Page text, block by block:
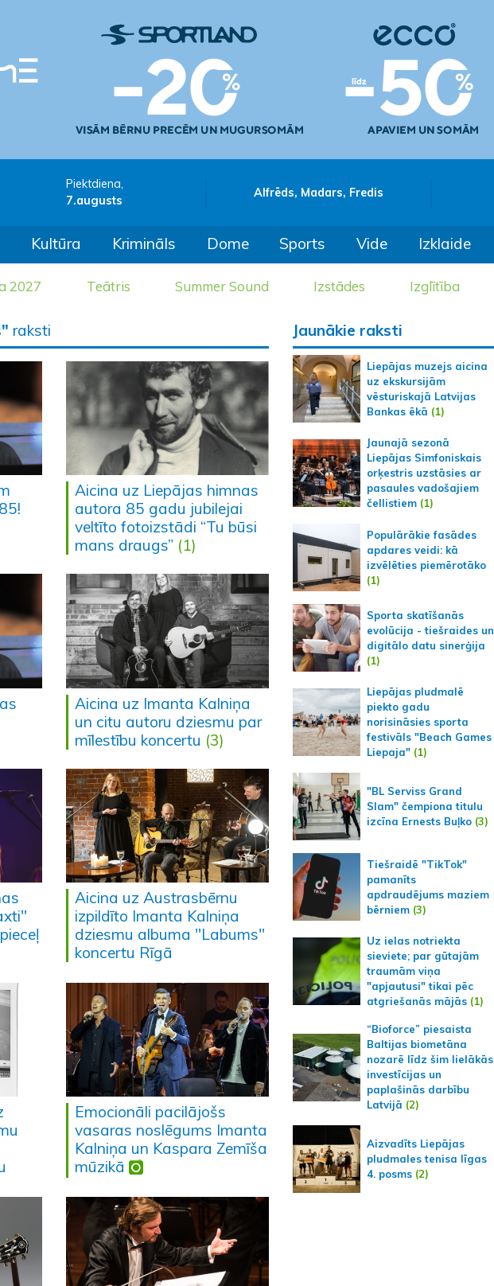
Piektdiena,
7.augusts
Alfrēds, Madars, Fredis
Kultūra Krimināls Dome Sports Vide Izklaide
2027 Teātris Summer Sound Izstādes Izglītība
raksti
Aicina uz Liepājas himnas
autora 85 gadu jubilejai
veltīto fotoizstādi “Tu būsi
mans draugs” (1)
Aicina uz Imanta Kalniņa
un citu autoru dziesmu par
mīlestību koncertu (3)
Aicina uz Austrasbērnu
izpildīto Imanta Kalniņa
dziesmu albuma "Labums"
koncertu Rīgā
Emocionāli pacilājošs
vasaras noslēgums Imanta
Kalniņa un Kaspara Zemīša
mūzikā
Jaunākie raksti
Liepājas muzejs aicina
uz ekskursijām
vēsturiskajā Latvijas
Bankas ēkā (1)
Jaunajā sezonā
Liepājas Simfoniskais
orķestris uzstāsies ar
pasaules vadošajiem
čellistiem (1)
Populārākie fasādes
apdares veidi: kā
izvēlēties piemērotāko
(1)
Sporta skatīšanās
evolūcija - tiešraides un
digitālo datu sinerģija
(1)
Liepājas pludmalē
piekto gadu
norisināsies sporta
festivāls "Beach Games
Liepaja" (1)
"BL Serviss Grand
Slam" čempiona titulu
izcīna Ernests Buļko (3)
Tiešraidē "TikTok"
pamanīts
apdraudējums maziem
bērniem (3)
Uz ielas notriekta
sieviete; par gūtajām
traumām viņa
"apjautusi" tikai pēc
atgriešanās mājās (1)
“Bioforce” piesaista
Baltijas biometāna
nozarē līdz šim lielākās
investīcijas un
paplašinās darbību
Latvijā (2)
Aizvadīts Liepājas
pludmales tenisa līgas
4. posms (2)